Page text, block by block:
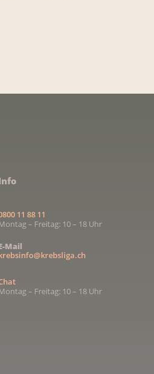
11 88 11
– Freitag: 10 – 18 Uhr
Mail
– Freitag: 10 – 18 Uhr